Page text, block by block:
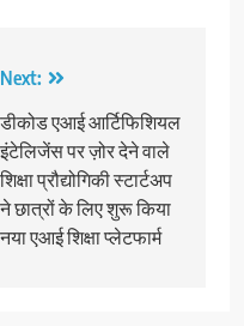
Next:
डीकोड एआई आर्टिफिशियल
इंटेलिजेंस पर ज़ोर देने वाले
शिक्षा प्रौद्योगिकी स्टार्टअप
ने छात्रों के लिए शुरू किया
नया एआई शिक्षा प्लेटफार्म